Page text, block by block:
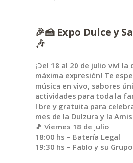
🎉🍰 Expo Dulce y
🎶
¡Del 18 al 20 de julio viví la
máxima expresión! Te
música en vivo, sabores
actividades para toda la
libre y gratuita para
mes de la Dulzura y la
🎵 Viernes 18 de julio
18:00 hs – Batería Legal
19:30 hs – Pablo y su Grupo